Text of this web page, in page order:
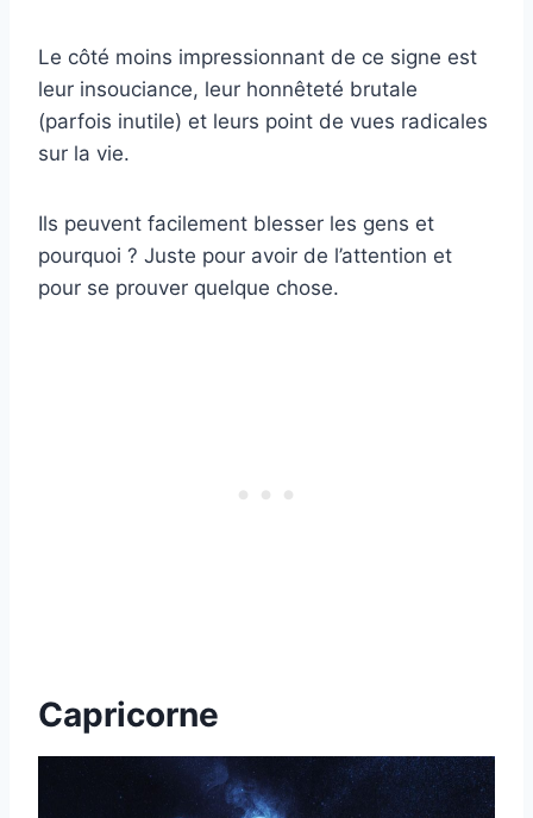
Le côté moins impressionnant de ce signe est
leur insouciance, leur honnêteté brutale
(parfois inutile) et leurs point de vues radicales
sur la vie.
Ils peuvent facilement blesser les gens et
pourquoi ? Juste pour avoir de l’attention et
pour se prouver quelque chose.
Capricorne